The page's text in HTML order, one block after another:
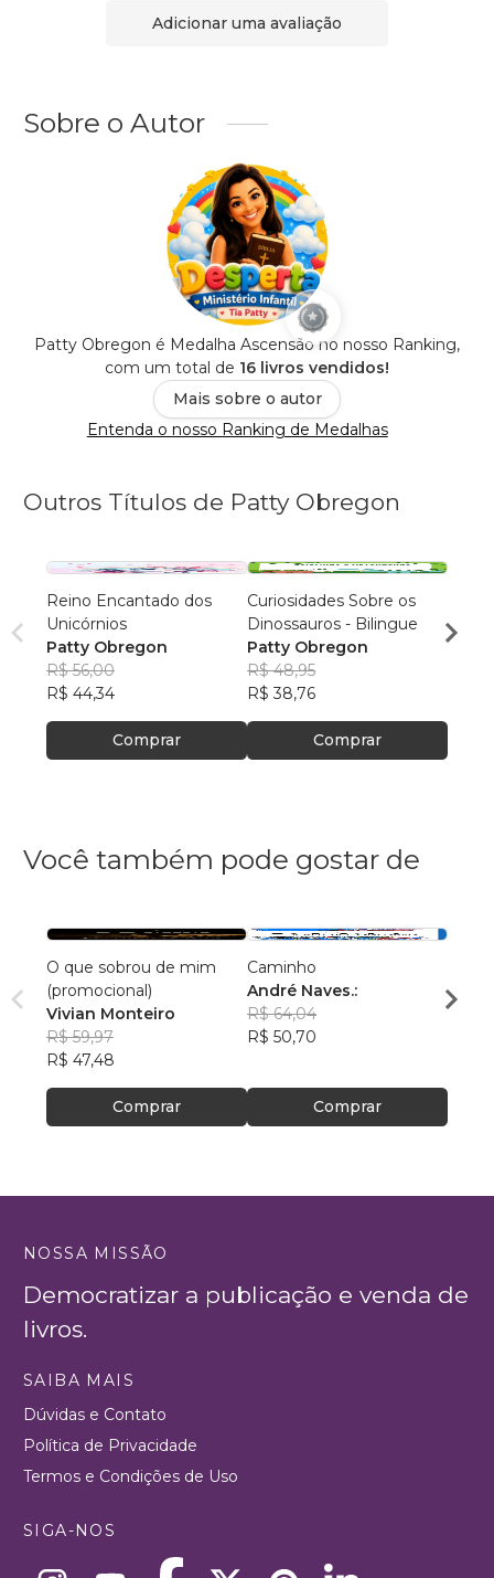
Adicionar uma avaliação
Sobre o Autor
Patty Obregon é Medalha Ascensão no nosso Ranking,
com um total de 16 livros vendidos!
Mais sobre o autor
Entenda o nosso Ranking de Medalhas
Outros Títulos de Patty Obregon
Reino Encantado dos
Unicórnios
Patty Obregon
R$ 56,00
R$ 44,34
Comprar
Curiosidades Sobre os
Dinossauros - Bilingue
Patty Obregon
R$ 48,95
R$ 38,76
Comprar
R$
Você também pode gostar de
O que sobrou de mim
(promocional)
Vivian Monteiro
R$ 59,97
R$ 47,48
Comprar
Caminho
André Naves.:
R$ 64,04
R$ 50,70
Comprar
R$
NOSSA MISSÃO
Democratizar a publicação e venda de
livros.
SAIBA MAIS
Dúvidas e Contato
Política de Privacidade
Termos e Condições de Uso
SIGA-NOS